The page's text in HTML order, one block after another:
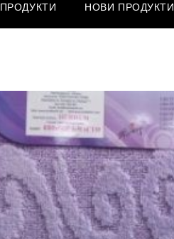
ПРОДУКТИ НОВИ ПРОДУКТИ